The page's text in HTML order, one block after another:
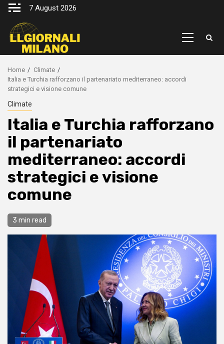
Skip
content
7 August 2026
Primary
Home
Climate
Italia e Turchia rafforzano il partenariato mediterraneo: accordi
strategici e visione comune
Climate
Italia e Turchia rafforzano
il partenariato
mediterraneo: accordi
strategici e visione
comune
3 min read